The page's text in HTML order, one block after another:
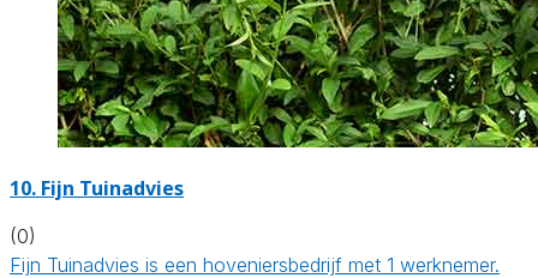
10. Fijn Tuinadvies
(0)
Fijn Tuinadvies is een hoveniersbedrijf met 1 werknemer.